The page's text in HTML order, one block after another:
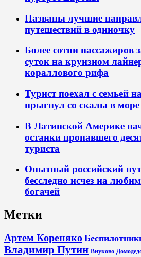
Названы лучшие
путешествий в одиночку
Более сотни пассажиров
суток на круизном
кораллового рифа
Турист поехал с семьей
прыгнул со скалы в
В Латинской Америке
останки пропавшего
туриста
Опытный российский
бесследно исчез на
богачей
Метки
Артем Кореняко
Владимир Путин Внуково